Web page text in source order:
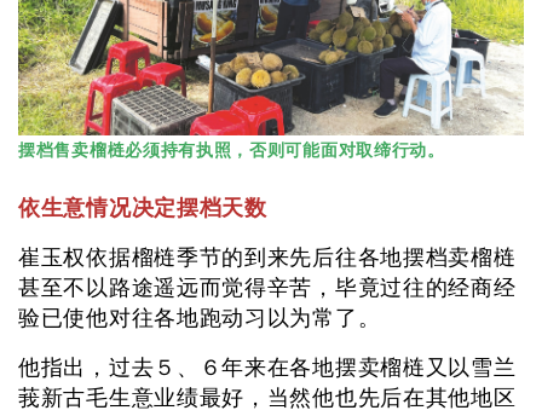
摆档售卖榴梿必须持有执照，否则可能面对取缔行动。
依生意情况决定摆档天数
崔玉权依据榴梿季节的到来先后往各地摆档卖榴梿
甚至不以路途遥远而觉得辛苦，毕竟过往的经商经
验已使他对往各地跑动习以为常了。
他指出，过去５、６年来在各地摆卖榴梿又以雪兰
莪新古毛生意业绩最好，当然他也先后在其他地区